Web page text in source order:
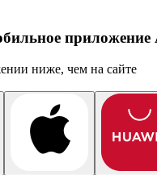
приложение
ниже, чем на сайте